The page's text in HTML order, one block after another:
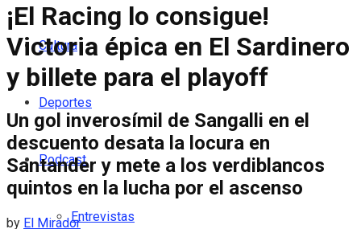
Cultura
Deportes
Podcast
Entrevistas
¡El Racing lo consigue!
Victoria épica en El Sardinero
y billete para el playoff
Un gol inverosímil de Sangalli en el
descuento desata la locura en
Santander y mete a los verdiblancos
quintos en la lucha por el ascenso
by El Mirador